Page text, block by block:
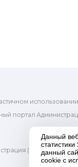
портал
Данный
данный
cookie с